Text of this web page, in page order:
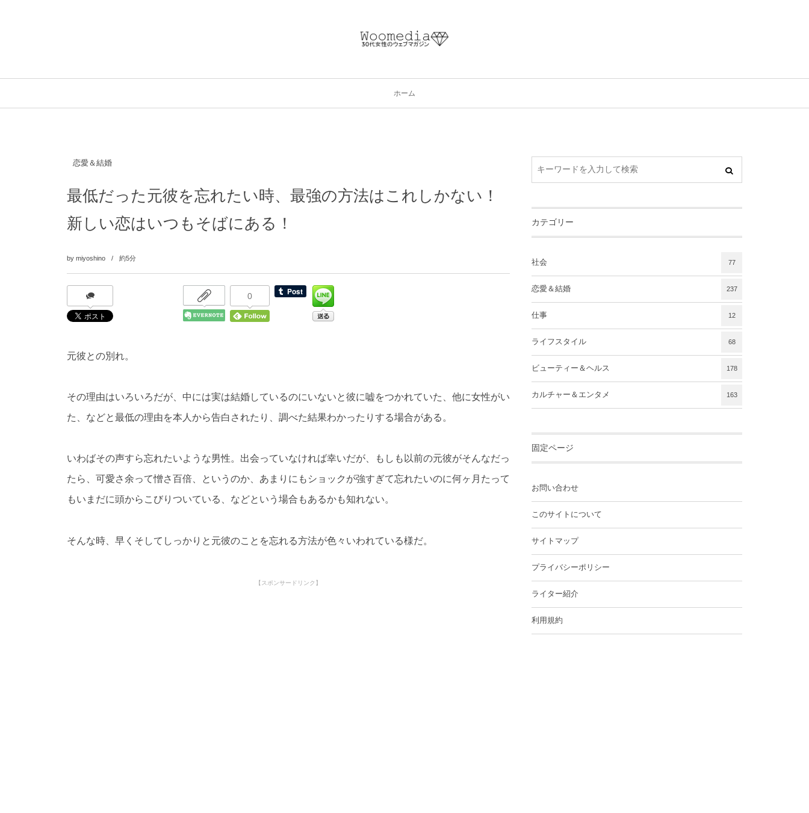
ホーム
恋愛＆結婚
最低だった元彼を忘れたい時、最強の方法はこれしかない！
新しい恋はいつもそばにある！
by miyoshino 約5分
0
元彼との別れ。
その理由はいろいろだが、中には実は結婚しているのにいないと彼に嘘をつかれていた、他に女性がい
た、などと最低の理由を本人から告白されたり、調べた結果わかったりする場合がある。
いわばその声すら忘れたいような男性。出会っていなければ幸いだが、もしも以前の元彼がそんなだっ
たら、可愛さ余って憎さ百倍、というのか、あまりにもショックが強すぎて忘れたいのに何ヶ月たって
もいまだに頭からこびりついている、などという場合もあるかも知れない。
そんな時、早くそしてしっかりと元彼のことを忘れる方法が色々いわれている様だ。
【スポンサードリンク】
カテゴリー
社会 77
恋愛＆結婚 237
仕事 12
ライフスタイル 68
ビューティー＆ヘルス 178
カルチャー＆エンタメ 163
固定ページ
お問い合わせ
このサイトについて
サイトマップ
プライバシーポリシー
ライター紹介
利用規約